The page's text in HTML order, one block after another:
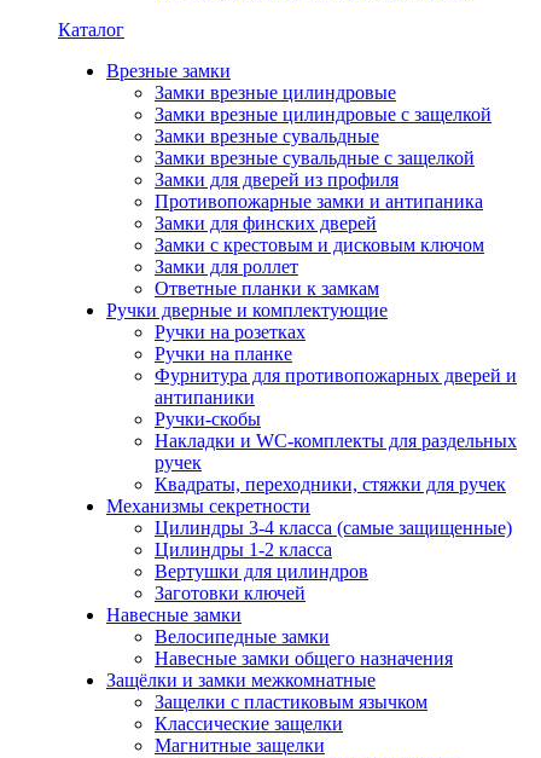
Каталог
Врезные замки
Замки врезные цилиндровые
Замки врезные цилиндровые с защелкой
Замки врезные сувальдные
Замки врезные сувальдные с защелкой
Замки для дверей из профиля
Противопожарные замки и антипаника
Замки для финских дверей
Замки с крестовым и дисковым ключом
Замки для роллет
Ответные планки к замкам
Ручки дверные и комплектующие
Ручки на розетках
Ручки на планке
Фурнитура для противопожарных дверей и
антипаники
Ручки-скобы
Накладки и WC-комплекты для раздельных
ручек
Квадраты, переходники, стяжки для ручек
Механизмы секретности
Цилиндры 3-4 класса (самые защищенные)
Цилиндры 1-2 класса
Вертушки для цилиндров
Заготовки ключей
Навесные замки
Велосипедные замки
Навесные замки общего назначения
Защёлки и замки межкомнатные
Защелки с пластиковым язычком
Классические защелки
Магнитные защелки